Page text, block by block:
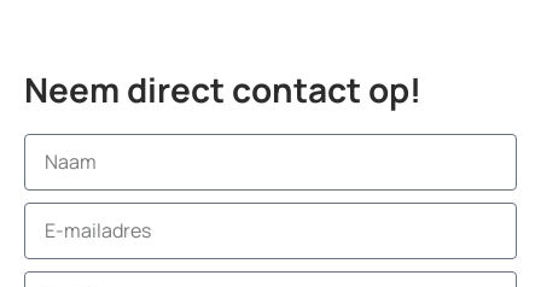
Neem direct contact op!